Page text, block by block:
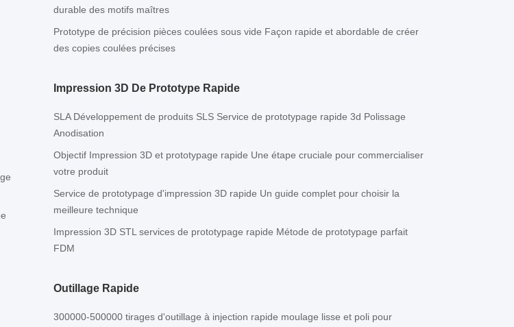
durable des motifs maîtres
Prototype de précision pièces coulées sous vide Façon rapide et abordable de créer
des copies coulées précises
Impression 3D De Prototype Rapide
SLA Développement de produits SLS Service de prototypage rapide 3d Polissage
Anodisation
Objectif Impression 3D et prototypage rapide Une étape cruciale pour commercialiser
votre produit
Service de prototypage d'impression 3D rapide Un guide complet pour choisir la
meilleure technique
Impression 3D STL services de prototypage rapide Métode de prototypage parfait
FDM
Outillage Rapide
300000-500000 tirages d'outillage à injection rapide moulage lisse et poli pour